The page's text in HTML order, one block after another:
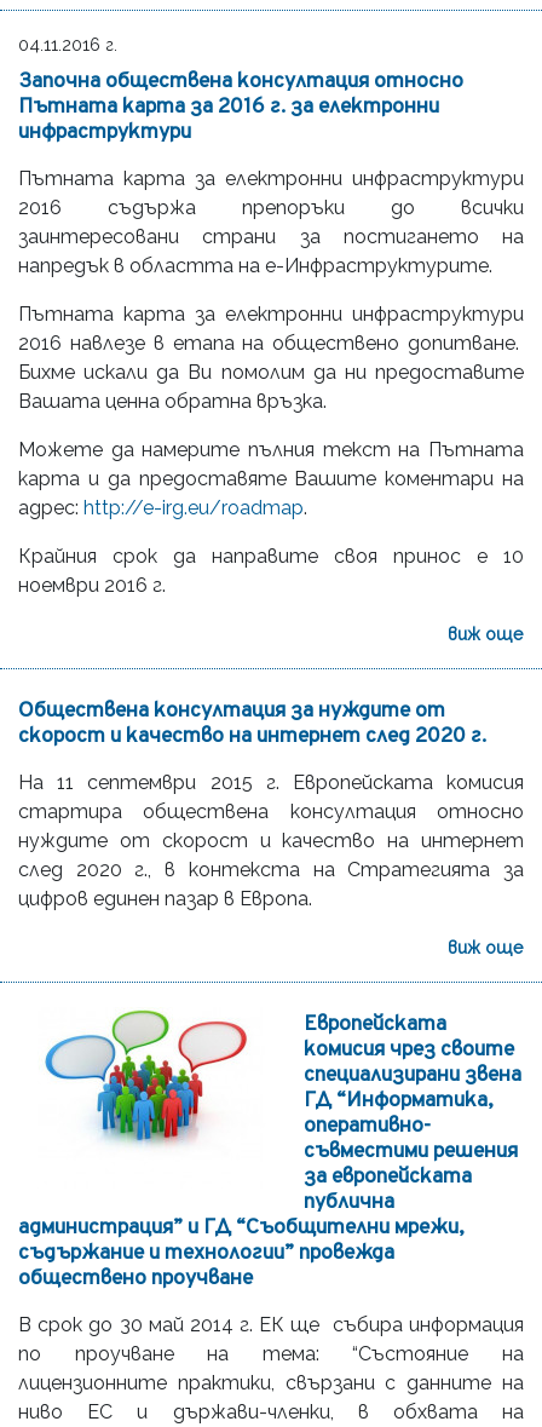
04.11.2016 г.
Започна обществена консултация относно
Пътната карта за 2016 г. за електронни
инфраструктури
Пътната карта за електронни инфраструктури
2016 съдържа препоръки до всички
заинтересовани страни за постигането на
напредък в областта на е-Инфраструктурите.
Пътната карта за електронни инфраструктури
2016 навлезе в етапа на обществено допитване.
Бихме искали да Ви помолим да ни предоставите
Вашата ценна обратна връзка.
Можете да намерите пълния текст на Пътната
карта и да предоставяте Вашите коментари на
адрес: http://e-irg.eu/roadmap.
Крайния срок да направите своя принос е 10
ноември 2016 г.
виж още
Обществена консултация за нуждите от
скорост и качество на интернет след 2020 г.
На 11 септември 2015 г. Европейската комисия
стартира обществена консултация относно
нуждите от скорост и качество на интернет
след 2020 г., в контекста на Стратегията за
цифров единен пазар в Европа.
виж още
Европейската
комисия чрез своите
специализирани звена
ГД “Информатика,
oперативно-
съвместими решения
за европейската
публична
администрация” и ГД “Съобщителни мрежи,
съдържание и технологии” провежда
обществено проучване
В срок до 30 май 2014 г. ЕК ще събира информация
по проучване на тема: “Състояние на
лицензионните практики, свързани с данните на
ниво ЕС и държави-членки, в обхвата на